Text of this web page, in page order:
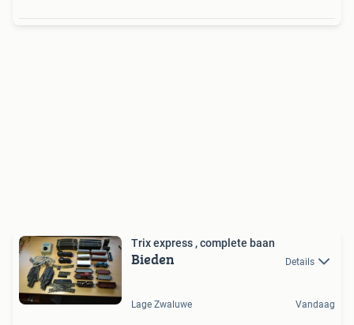
Trix express , complete baan
Bieden Details
Lage Zwaluwe Vandaag